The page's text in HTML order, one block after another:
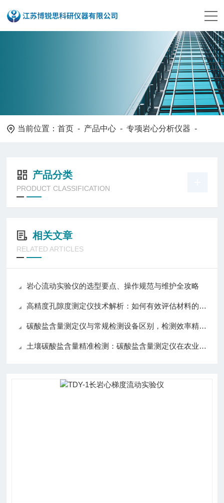
当前位置：首页 - 产品中心 -专项岩心分析仪器 -
产品分类
PRODUCT CLASSIFICATION
相关文章
RELATED ARTICLES
岩心流动实验仪的选型要点、操作规范与维护全攻略
高精度孔隙度测定仪技术解析：如何有效评估材料的孔隙度与渗透性
碳酸盐含量测定仪与常规检测设备区别，检测效率精准度操作对比分析
土壤碳酸盐含量精准检测：碳酸盐含量测定仪在农业与环境监测中的应用